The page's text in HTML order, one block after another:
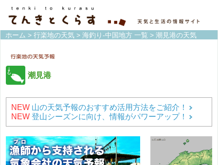
ホーム > 行楽地の天気 > 海釣り-中国地方 一覧 > 潮見港の天気
潮見港
NEW 山の天気予報のおすすめ活用方法をご紹介！
NEW 登山シーズンに向け、情報がパワーアップ！